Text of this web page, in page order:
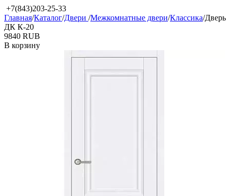
+7(843)203-25-33
Главная/Каталог/Двери /Межкомнатные двери/Классика/Дверь
ДК К-20
‍9840‍ RUB
В корзину